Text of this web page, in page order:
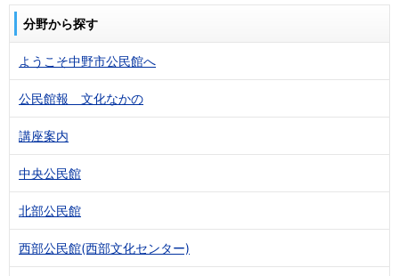
分野から探す
ようこそ中野市公民館へ
公民館報 文化なかの
講座案内
中央公民館
北部公民館
西部公民館(西部文化センター)